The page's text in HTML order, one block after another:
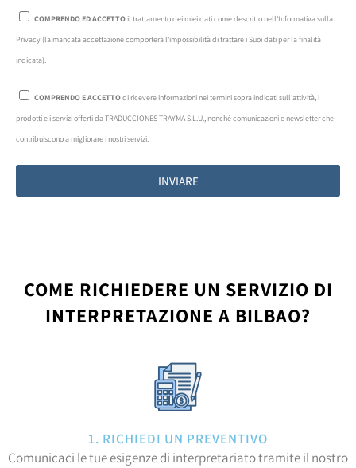
COMPRENDO ED ACCETTO il trattamento dei miei dati come descritto nell'Informativa sulla
Privacy (la mancata accettazione comporterà l'impossibilità di trattare i Suoi dati per la finalità
indicata).
COMPRENDO E ACCETTOdi ricevere informazioni nei termini sopra indicati sull'attività, i
prodotti e i servizi offerti da TRADUCCIONES TRAYMA S.L.U., nonché comunicazioni e newsletter che
contribuiscono a migliorare i nostri servizi.
INVIARE
COME RICHIEDERE UN SERVIZIO DI
INTERPRETAZIONE A BILBAO?
1. RICHIEDI UN PREVENTIVO
Comunicaci le tue esigenze di interpretariato tramite il nostro